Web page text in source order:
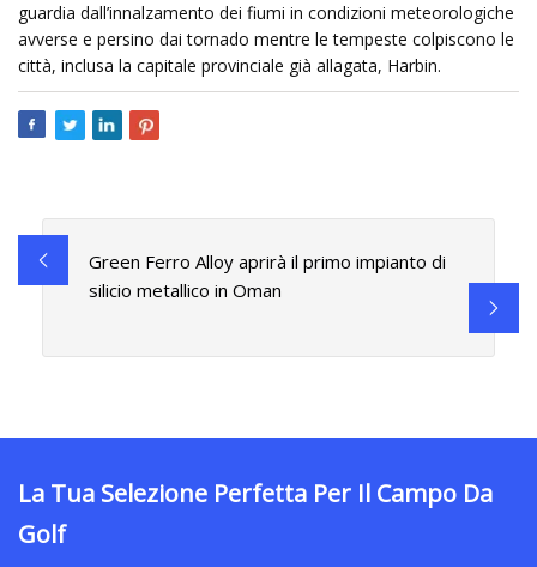
guardia dall’innalzamento dei fiumi in condizioni meteorologiche
avverse e persino dai tornado mentre le tempeste colpiscono le
città, inclusa la capitale provinciale già allagata, Harbin.
Green Ferro Alloy aprirà il primo impianto di
silicio metallico in Oman
La Tua Selezione Perfetta Per Il Campo Da
Golf